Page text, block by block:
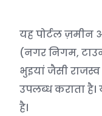
यह पोर्टल ज़मीन
(नगर निगम,
भुइयां जैसी
उपलब्ध कराता है।
है।